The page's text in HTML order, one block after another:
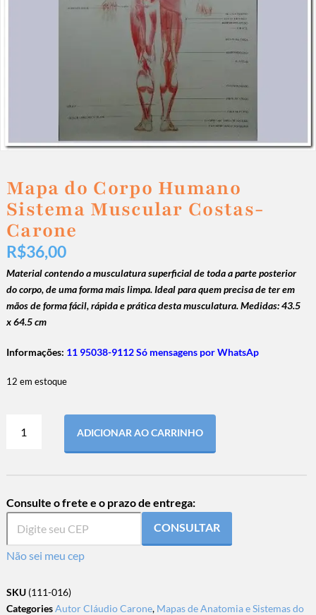
Mapa do Corpo Humano
Sistema Muscular Costas-
Carone
R$36,00
Material contendo a musculatura superficial de toda a parte posterior
do corpo, de uma forma mais limpa.Ideal para quem precisa de ter em
mãos de forma fácil, rápida e prática desta musculatura.Medidas: 43.5
x 64.5 cm
Informações: 11 95038-9112 Só mensagens por WhatsAp
12 em estoque
ADICIONAR AO CARRINHO
Consulte o frete e o prazo de entrega:
CONSULTAR
Não sei meu cep
SKU (111-016)
CategoriesAutor Cláudio Carone, Mapas de Anatomia e Sistemas do